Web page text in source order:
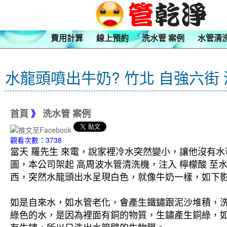
費用計算 線上預約 洗水管 案例 水管清
水龍頭噴出牛奶? 竹北 自強六街
首頁 》 洗水管 案例
觀看次數：3738
當天 羅先生 來電，說家裡冷水突然變小，讓他沒有
圖，本公司架起 高周波水管清洗機，注入 檸檬酸 至
西，突然水龍頭出水呈現白色，就像牛奶一樣，如下
如是自來水，如水管老化，會產生鐵鏽跟泥沙堆積
綠色的水，是因為裡面有銅的物質，生鏽產生銅綠